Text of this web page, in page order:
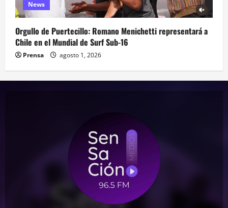
News
Orgullo de Puertecillo: Romano Menichetti representará a
Chile en el Mundial de Surf Sub-16
Prensa agosto 1, 2026